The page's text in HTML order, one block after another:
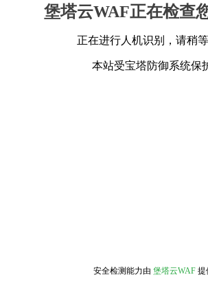
堡塔云WAF正在检查
正在进行人机识别，请稍
本站受宝塔防御系统保
安全检测能力由 堡塔云WAF 提